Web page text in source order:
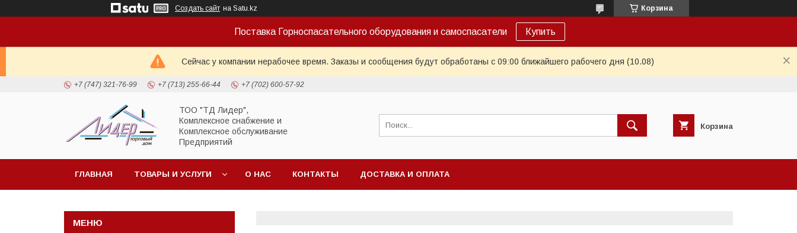
Создать сайт на Satu.kz Корзина
Поставка Горноспасательного оборудования и самоспасатели Купить
Сейчас у компании нерабочее время. Заказы и сообщения будут обработаны с 09:00 ближайшего рабочего дня (10.08)
+7 (747) 321-76-99 +7 (713) 255-66-44 +7 (702) 600-57-92
ТОО "ТД Лидер",
Комплексное снабжение и
Комплексное обслуживание
Предприятий
Корзина
ГЛАВНАЯ ТОВАРЫ И УСЛУГИ О НАС КОНТАКТЫ ДОСТАВКА И ОПЛАТА